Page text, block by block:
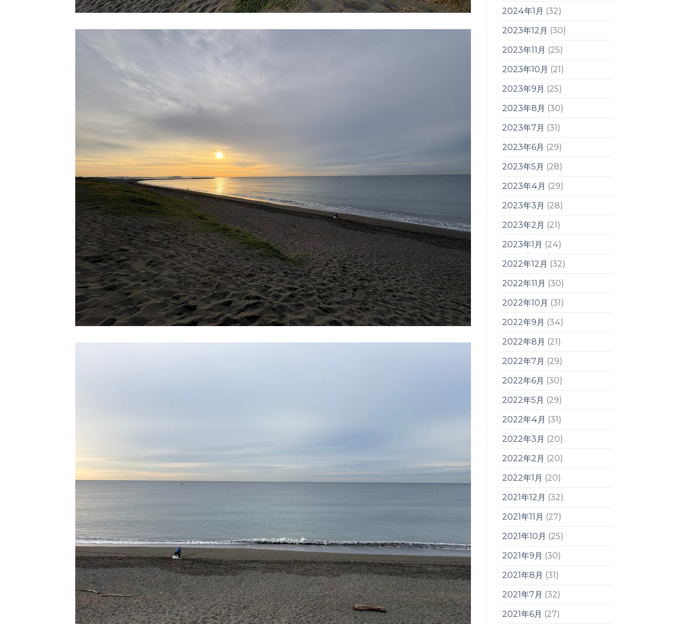
2024年1月 (32)
2023年12月 (30)
2023年11月 (25)
2023年10月 (21)
2023年9月 (25)
2023年8月 (30)
2023年7月 (31)
2023年6月 (29)
2023年5月 (28)
2023年4月 (29)
2023年3月 (28)
2023年2月 (21)
2023年1月 (24)
2022年12月 (32)
2022年11月 (30)
2022年10月 (31)
2022年9月 (34)
2022年8月 (21)
2022年7月 (29)
2022年6月 (30)
2022年5月 (29)
2022年4月 (31)
2022年3月 (20)
2022年2月 (20)
2022年1月 (20)
2021年12月 (32)
2021年11月 (27)
2021年10月 (25)
2021年9月 (30)
2021年8月 (31)
2021年7月 (32)
2021年6月 (27)